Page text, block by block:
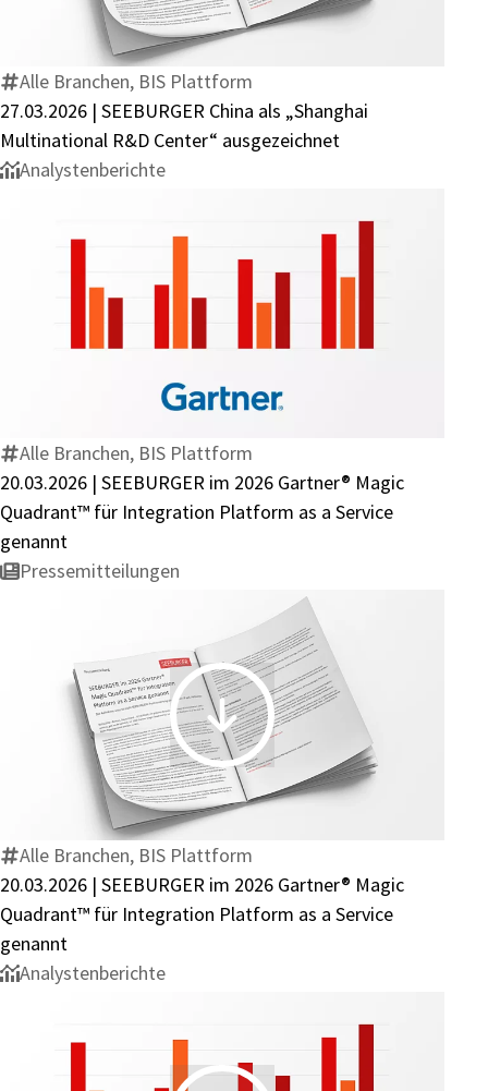
SEEBURGER
China
als
„Shanghai
Multinational
Alle Branchen, BIS Plattform
27.03.2026 | SEEBURGER China als „Shanghai
Multinational R&D Center“ ausgezeichnet
Analystenberichte
SEEBURGER
im
2026
Gartner®
Magic
Integration
Platform
a
Service
genannt
Alle Branchen, BIS Plattform
20.03.2026 | SEEBURGER im 2026 Gartner® Magic
Quadrant™ für Integration Platform as a Service
genannt
Pressemitteilungen
20.03.2026
|
SEEBURGER
im
2026
Gartner®
Magic
Alle Branchen, BIS Plattform
20.03.2026 | SEEBURGER im 2026 Gartner® Magic
Quadrant™ für Integration Platform as a Service
genannt
Analystenberichte